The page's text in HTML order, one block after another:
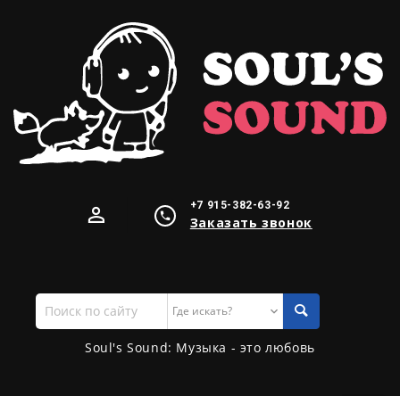
+7 915-382-63-92
Заказать звонок
Поиск
по
сайту
Soul's Sound: Музыка - это любовь